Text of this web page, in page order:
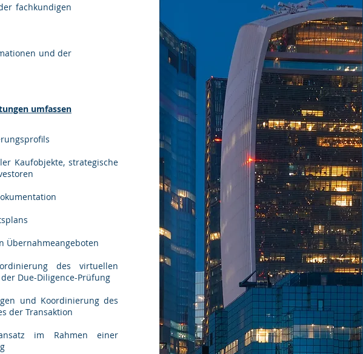
fachkundigen
und der
umfassen
Kaufobjekte, strategische
Übernahmeangeboten
des virtuellen
Due-Diligence-Prüfung
und Koordinierung des
der Transaktion
im Rahmen einer